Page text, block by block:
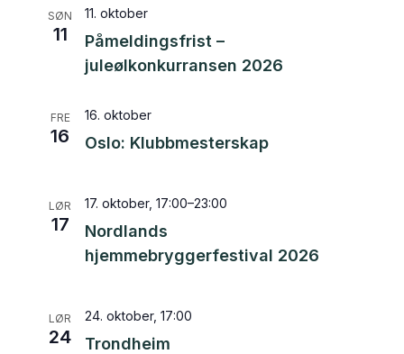
SØN
11
Påmeldingsfrist –
juleølkonkurransen 2026
11. oktober
FRE
16 Oslo: Klubbmesterskap
16. oktober
LØR
17
Nordlands
hjemmebryggerfestival 2026
17. oktober, 17:00–23:00
LØR
24
Trondheim
24. oktober, 17:00